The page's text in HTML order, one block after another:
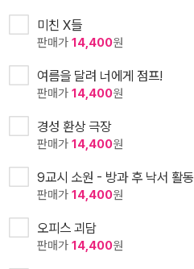
미친 X들
판매가 14,400원
여름을 달려 너에게 점프!
판매가 14,400원
경성 환상 극장
판매가 14,400원
9교시 소원 - 방과 후 낙서 활동
판매가 14,400원
오피스 괴담
판매가 14,400원